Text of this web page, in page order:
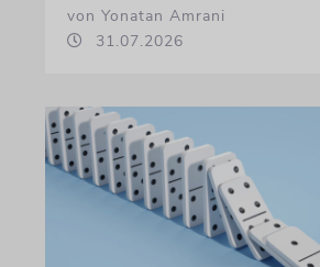
von Yonatan Amrani
31.07.2026